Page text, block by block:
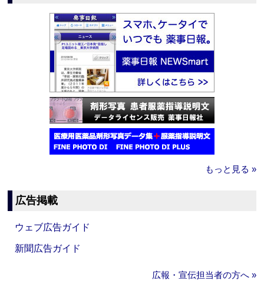
もっと見る »
広告掲載
ウェブ広告ガイド
新聞広告ガイド
広報・宣伝担当者の方へ »